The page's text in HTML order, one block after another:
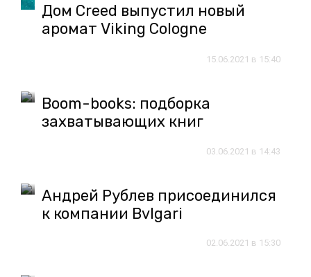
Дом Creed выпустил новый
аромат Viking Cologne
15.06.2021 в 15:40
Boom-books: подборка
захватывающих книг
03.06.2021 в 14:43
Андрей Рублев присоединился
к компании Bvlgari
02.06.2021 в 15:30